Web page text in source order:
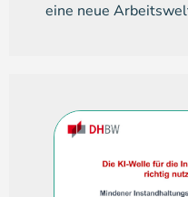
eine neue